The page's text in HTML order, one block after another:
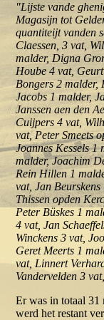
"Lijste vande
Magasijn tot
quantiteijt vanden
Claessen, 3 vat,
malder, Digna
Hoube 4 vat,
Bongers 2 malder,
Jacobs 1 malder,
Janssen aen den
Cuijpers 4 vat,
vat, Peter Smeets
Joannes Kessels 1
malder, Joachim
Rein Hillen 1
vat, Jan
Thissen opden
Peter Büskes 1
4 vat, Jan
Winckens 3 vat,
Geret Meerts 1
vat, Linnert
Vandervelden 3
Er was in totaal 31
werd het restant